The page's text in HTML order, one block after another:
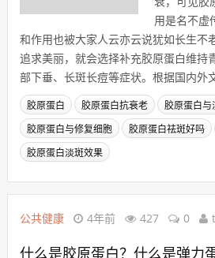
用是名不虚
和作用也被大家人云亦云说犹如长生不
追求美丽，就会选择补充胶原蛋白维持
部下垂、长斑长痘等症状。根据国内外
胶原蛋白 胶原蛋白抗衰老 胶原蛋白与
胶原蛋白与修复细胞 胶原蛋白祛斑好吗
胶原蛋白淡斑效果
公共健康 4年前 427 0
什么是胶原蛋白？什么是弹力